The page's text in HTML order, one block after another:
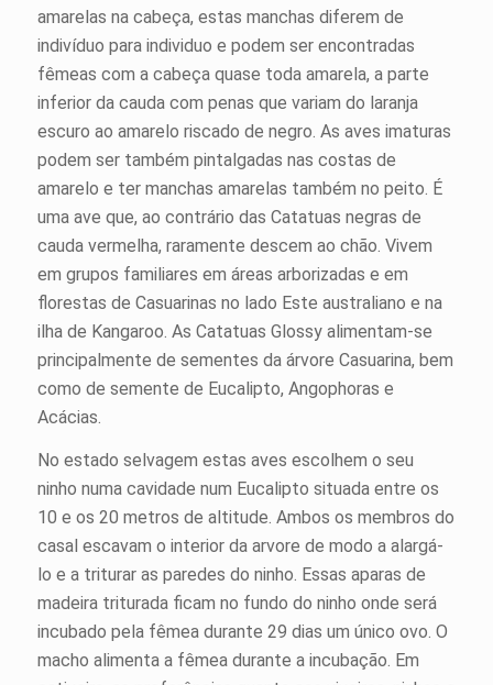
amarelas na cabeça, estas manchas diferem de
indivíduo para individuo e podem ser encontradas
fêmeas com a cabeça quase toda amarela, a parte
inferior da cauda com penas que variam do laranja
escuro ao amarelo riscado de negro. As aves imaturas
podem ser também pintalgadas nas costas de
amarelo e ter manchas amarelas também no peito. É
uma ave que, ao contrário das Catatuas negras de
cauda vermelha, raramente descem ao chão. Vivem
em grupos familiares em áreas arborizadas e em
florestas de Casuarinas no lado Este australiano e na
ilha de Kangaroo. As Catatuas Glossy alimentam-se
principalmente de sementes da árvore Casuarina, bem
como de semente de Eucalipto, Angophoras e
Acácias.
No estado selvagem estas aves escolhem o seu
ninho numa cavidade num Eucalipto situada entre os
10 e os 20 metros de altitude. Ambos os membros do
casal escavam o interior da arvore de modo a alargá-
lo e a triturar as paredes do ninho. Essas aparas de
madeira triturada ficam no fundo do ninho onde será
incubado pela fêmea durante 29 dias um único ovo. O
macho alimenta a fêmea durante a incubação. Em